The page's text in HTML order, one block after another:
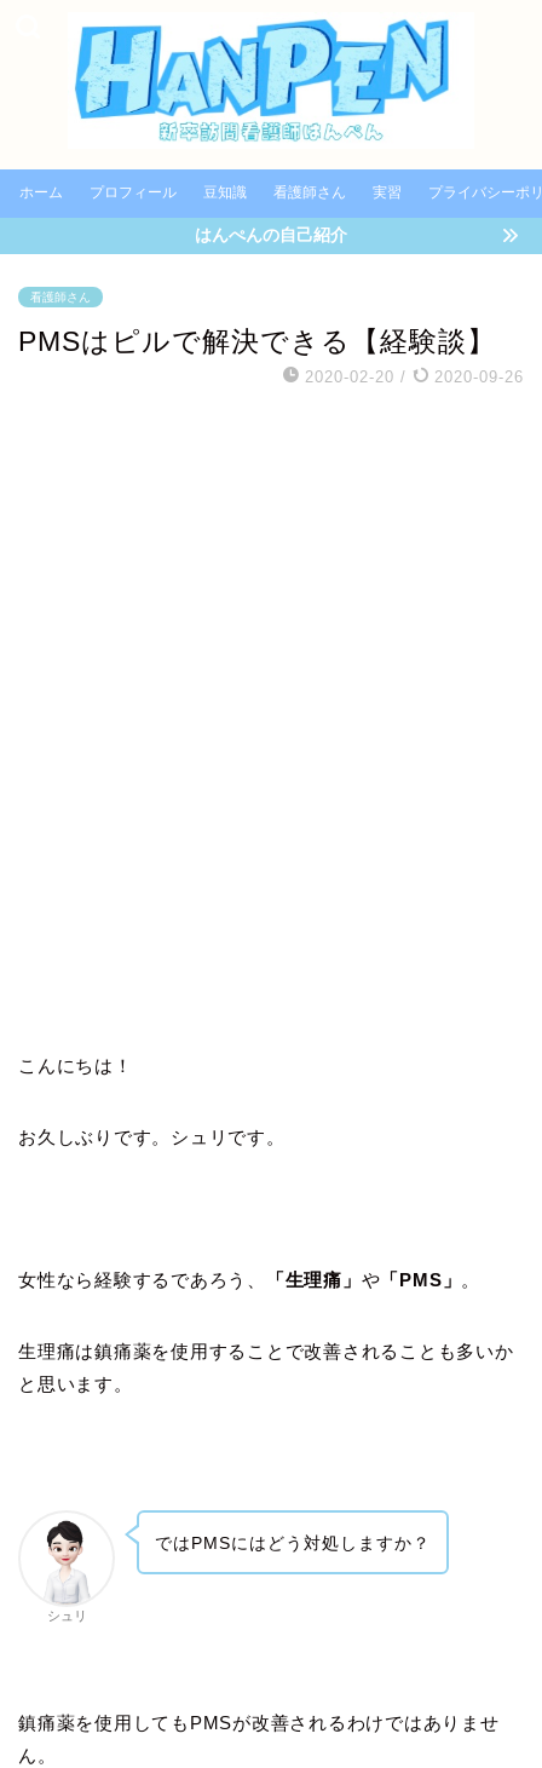
ホーム プロフィール 豆知識 看護師さん 実習 プライバシーポ
はんぺんの自己紹介
看護師さん
PMSはピルで解決できる【経験談】
2020-02-20 / 2020-09-26
こんにちは！
お久しぶりです。シュリです。
女性なら経験するであろう、 「生理痛」 や 「PMS」 。
生理痛は鎮痛薬を使用することで改善されることも多いか
と思います。
シュリ
ではPMSにはどう対処しますか？
鎮痛薬を使用してもPMSが改善されるわけではありませ
ん。